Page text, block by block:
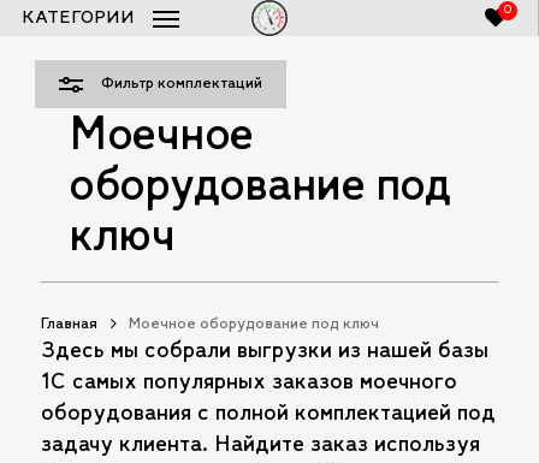
Skip
content
0
КАТЕГОРИИ
Список заказов 250bar.ru
Моечное
оборудование под
ключ
Главная Моечное оборудование под ключ
Фильтр комплектаций
Здесь мы собрали выгрузки из нашей базы
1С самых популярных заказов моечного
оборудования с полной комплектацией под
задачу клиента. Найдите заказ используя